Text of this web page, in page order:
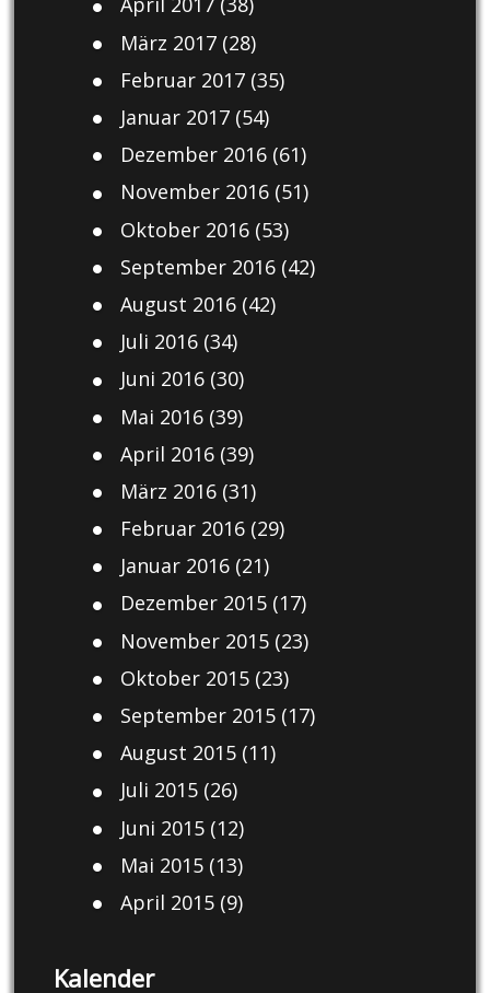
März 2017(28)
Februar 2017(35)
Januar 2017(54)
Dezember 2016(61)
November 2016(51)
Oktober 2016(53)
September 2016(42)
August 2016(42)
Juli 2016(34)
Juni 2016(30)
Mai 2016(39)
April 2016(39)
März 2016(31)
Februar 2016(29)
Januar 2016(21)
Dezember 2015(17)
November 2015(23)
Oktober 2015(23)
September 2015(17)
August 2015(11)
Juli 2015(26)
Juni 2015(12)
Mai 2015(13)
April 2015(9)
Kalender